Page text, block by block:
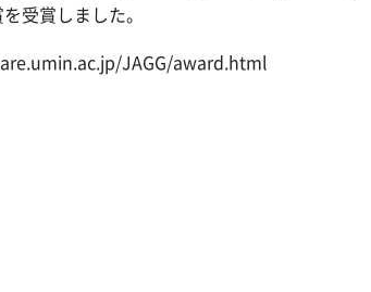
受賞しました。
JAGG/award.html